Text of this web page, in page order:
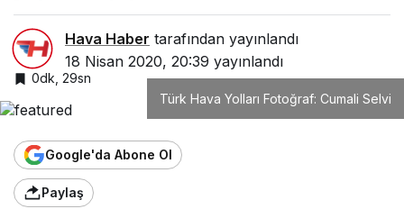
Hava Haber tarafından yayınlandı
18 Nisan 2020, 20:39 yayınlandı
0dk, 29sn
Türk Hava Yolları Fotoğraf: Cumali Selvi
Google'da Abone Ol
Paylaş